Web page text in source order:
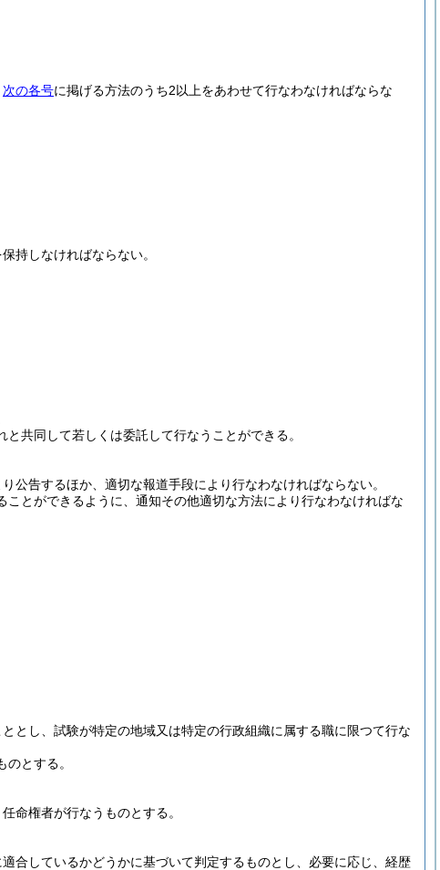
次の各号に掲げる方法のうち2以上をあわせて行なわなければならな
持しなければならない。
共同して若しくは委託して行なうことができる。
公告するほか、適切な報道手段により行なわなければならない。
とができるように、通知その他適切な方法により行なわなければな
とし、試験が特定の地域又は特定の行政組織に属する職に限つて行な
とする。
命権者が行なうものとする。
合しているかどうかに基づいて判定するものとし、必要に応じ、経歴